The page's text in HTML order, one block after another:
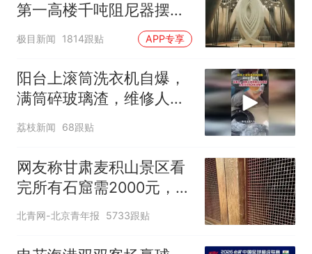
第一高楼千吨阻尼器摆动
明显
极目新闻 1814跟贴 APP专享
阳台上滚筒洗衣机自爆，
满筒碎玻璃渣，维修人员
称是人为原因，从未见过
荔枝新闻 68跟贴
网友称甘肃麦积山景区看
完所有石窟需2000元，景
区：部分石窟受特别保
北青网-北京青年报 5733跟贴